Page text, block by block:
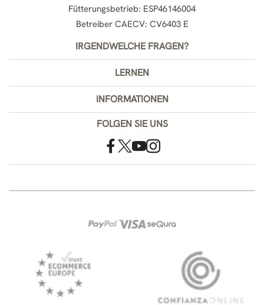
Fütterungsbetrieb: ESP46146004
Betreiber CAECV: CV6403 E
IRGENDWELCHE FRAGEN?
LERNEN
INFORMATIONEN
FOLGEN SIE UNS